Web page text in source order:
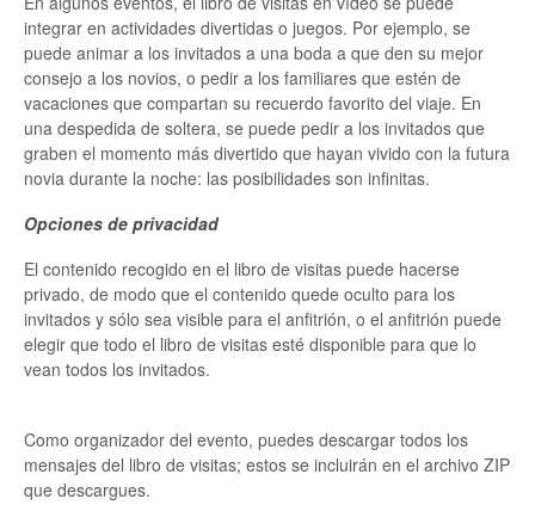
integrar en actividades divertidas o juegos. Por ejemplo, se
puede animar a los invitados a una boda a que den su mejor
consejo a los novios, o pedir a los familiares que estén de
vacaciones que compartan su recuerdo favorito del viaje. En
una despedida de soltera, se puede pedir a los invitados que
graben el momento más divertido que hayan vivido con la futura
novia durante la noche: las posibilidades son infinitas.
Opciones de privacidad
El contenido recogido en el libro de visitas puede hacerse
privado, de modo que el contenido quede oculto para los
invitados y sólo sea visible para el anfitrión, o el anfitrión puede
elegir que todo el libro de visitas esté disponible para que lo
vean todos los invitados.
Como organizador del evento, puedes descargar todos los
mensajes del libro de visitas; estos se incluirán en el archivo ZIP
que descargues.